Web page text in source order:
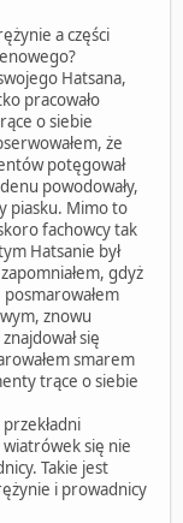
a części
Hatsana,
pracowało
o siebie
że
potęgował
powodowały,
piasku. Mimo to
fachowcy tak
Hatsanie był
gdyż
posmarowałem
znowu
się
smarem
trące o siebie
się nie
Takie jest
i prowadnicy